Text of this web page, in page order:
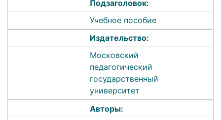
Подзаголовок:
Учебное пособие
Издательство:
Московский
педагогический
государственный
университет
Авторы: